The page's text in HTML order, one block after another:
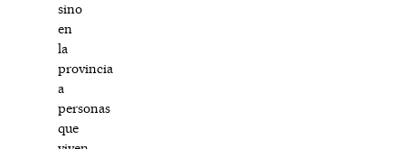
sino
en
la
provincia
a
personas
que